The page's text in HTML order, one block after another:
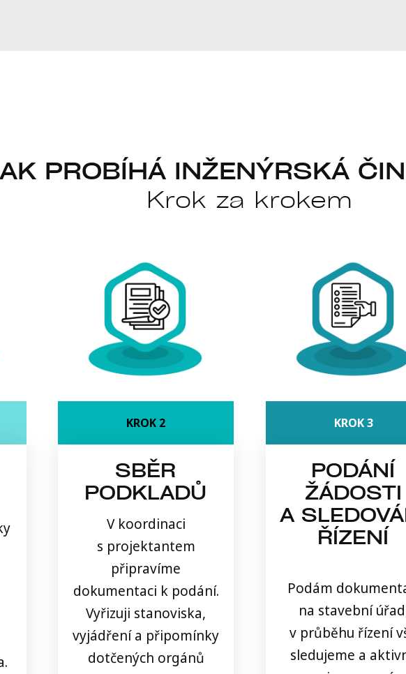
PROBÍHÁ INŽENÝRSKÁ
Krok za krokem
KROK 2
SBĚR
PODKLADŮ
V koordinaci
s projektantem
připravíme
dokumentaci k podání.
Vyřizuji stanoviska,
vyjádření a připomínky
dotčených orgánů
KROK 3
PODÁNÍ
ŽÁDOSTI
A
ŘÍZENÍ
Podám
na stavební
v průběhu řízení
sledujeme a